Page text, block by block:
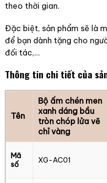
theo thời gian.
Đặc biệt, sản phẩm sẽ là
để bạn dành tặng cho
đối tác,…
Thông tin chi tiết của
Tên
Bộ ấm chén men
xanh dáng bầu
tròn chóp lửa vẽ
chỉ vàng
Mã
số
XG-AC01